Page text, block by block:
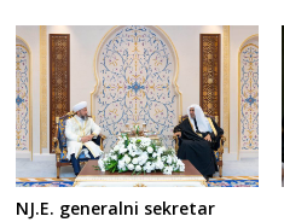
NJ.E. generalni sekretar